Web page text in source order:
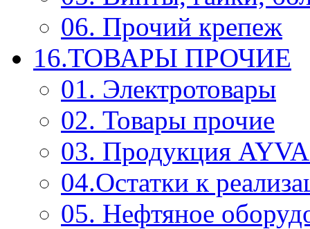
06. Прочий крепеж
16.ТОВАРЫ ПРОЧИЕ
01. Электротовары
02. Товары прочие
03. Продукция
04.Остатки к
05. Нефтяное